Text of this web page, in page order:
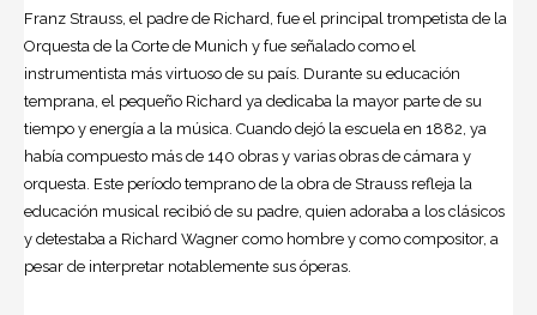
Franz Strauss, el padre de Richard, fue el principal trompetista de la
Orquesta de la Corte de Munich y fue señalado como el
instrumentista más virtuoso de su país. Durante su educación
temprana, el pequeño Richard ya dedicaba la mayor parte de su
tiempo y energía a la música. Cuando dejó la escuela en 1882, ya
había compuesto más de 140 obras y varias obras de cámara y
orquesta. Este período temprano de la obra de Strauss refleja la
educación musical recibió de su padre, quien adoraba a los clásicos
y detestaba a Richard Wagner como hombre y como compositor, a
pesar de interpretar notablemente sus óperas.